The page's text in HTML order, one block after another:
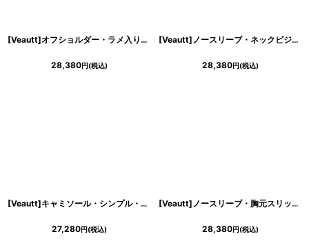
[Veautt]オフショルダー・ラメ入り・ホルターネック・胸元スリットカット・タイト・ミディアムドレス・ワンピース《送料＆代引き手数料無料》
28,380円(税込)
[Veautt]ノースリーブ・ネックビジュー・ビックフリル・サイドスリット・タイト・ミディアムドレス・ワンピース《送料＆代引き手数料無料》
28,380円(税込)
[Veautt]キャミソール・シンプル・肩紐ビジュー・フロントスリット・タイト・ミニドレス・ワンピース《送料＆代引き手数料無料》
27,280円(税込)
[Veautt]ノースリーブ・胸元スリットカット・メッシュ・サイドスリット・ミニドレス・ワンピース《送料＆代引き手数料無料》
28,380円(税込)
、自分らしく、美しく。-